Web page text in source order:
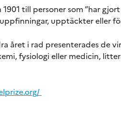
till personer som ”har
upptäckter eller
året i rad presenterades de
fysiologi eller medicin,